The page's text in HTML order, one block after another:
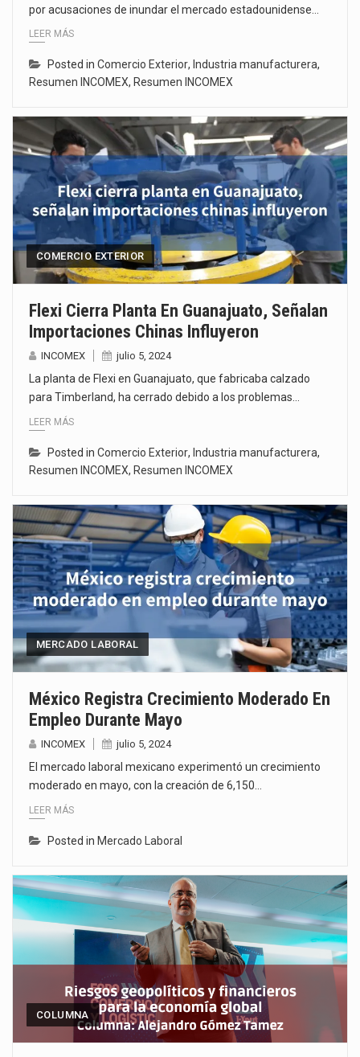
por acusaciones de inundar el mercado estadounidense…
LEER MÁS
Posted in Comercio Exterior, Industria manufacturera,
Resumen INCOMEX, Resumen INCOMEX
COMERCIO EXTERIOR
Flexi Cierra Planta En Guanajuato, Señalan
Importaciones Chinas Influyeron
INCOMEX julio 5, 2024
La planta de Flexi en Guanajuato, que fabricaba calzado
para Timberland, ha cerrado debido a los problemas…
LEER MÁS
Posted in Comercio Exterior, Industria manufacturera,
Resumen INCOMEX, Resumen INCOMEX
MERCADO LABORAL
México Registra Crecimiento Moderado En
Empleo Durante Mayo
INCOMEX julio 5, 2024
El mercado laboral mexicano experimentó un crecimiento
moderado en mayo, con la creación de 6,150…
LEER MÁS
Posted in Mercado Laboral
COLUMNA